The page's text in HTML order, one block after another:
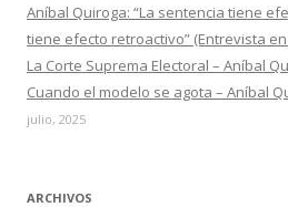
Aníbal Quiroga: “La sentencia tiene
tiene efecto retroactivo” (Entrevista en
La Corte Suprema Electoral – Aníbal
Cuando el modelo se agota – Aníbal
julio, 2025
ARCHIVOS